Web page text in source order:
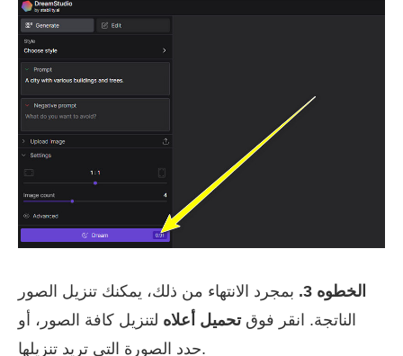
الخطوه 3.
بمجرد الانتهاء من ذلك، يمكنك تنزيل الصور
الناتجة. انقر فوقتحميل أعلاه لتنزيل كافة الصور، أو
حدد الصورة التي تريد تنزيلها.